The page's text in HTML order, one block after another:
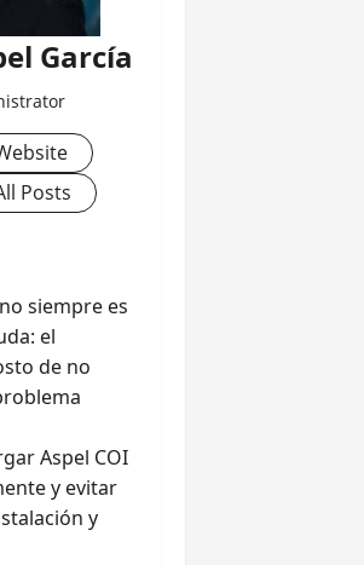
García
Posts
siempre es
el
de no
Aspel COI
y evitar
y